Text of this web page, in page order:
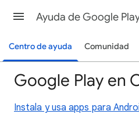
Ayuda de Google
Centro de ayuda Comunidad
Google Play en
Instala y usa apps para